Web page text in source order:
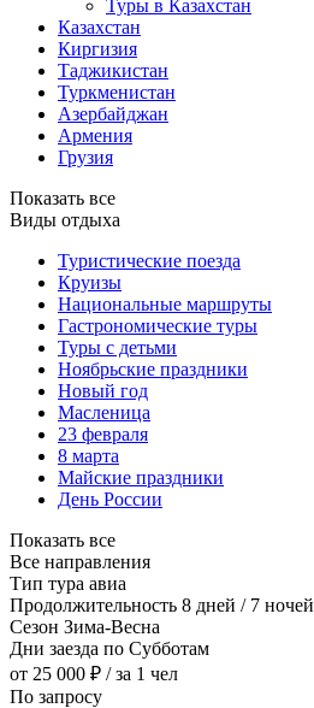
Туры в Казахстан
Казахстан
Киргизия
Таджикистан
Туркменистан
Азербайджан
Армения
Грузия
Показать все
Виды отдыха
Туристические поезда
Круизы
Национальные маршруты
Гастрономические туры
Туры с детьми
Ноябрьские праздники
Новый год
Масленица
23 февраля
8 марта
Майские праздники
День России
Показать все
Все направления
Тип тура авиа
Продолжительность 8 дней / 7 ночей
Сезон Зима-Весна
Дни заезда по Субботам
от 25 000 ₽ / за 1 чел
По запросу